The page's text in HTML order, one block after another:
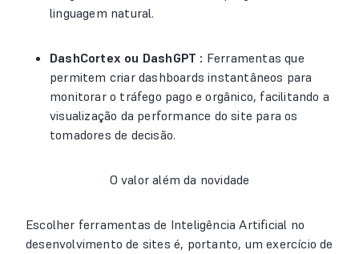
linguagem natural.
DashCortex ou DashGPT : Ferramentas que
permitem criar dashboards instantâneos para
monitorar o tráfego pago e orgânico, facilitando a
visualização da performance do site para os
tomadores de decisão.
O valor além da novidade
Escolher ferramentas de Inteligência Artificial no
desenvolvimento de sites é, portanto, um exercício de